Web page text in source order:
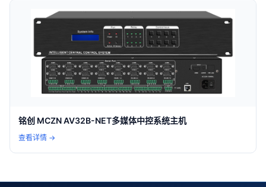
铭创 MCZN AV32B-NET多媒体中控系统主机
查看详情 →